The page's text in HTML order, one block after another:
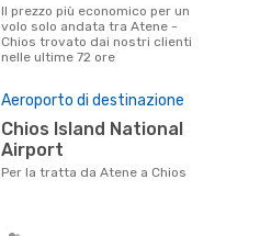
Il prezzo più economico per un
volo solo andata tra Atene -
Chios trovato dai nostri clienti
nelle ultime 72 ore
Aeroporto di destinazione
Chios Island National
Airport
Per la tratta da Atene a Chios